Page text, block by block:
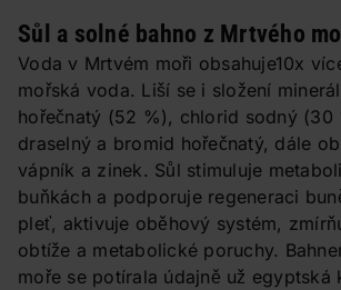
Sůl a solné bahno z Mrtvého
Voda v Mrtvém moři obsahuje10x
mořská voda. Liší se i složení
hořečnatý (52 %), chlorid sodný (30
draselný a bromid hořečnatý, dále
vápník a zinek. Sůl stimuluje
buňkách a podporuje regeneraci
pleť, aktivuje oběhový systém,
obtíže a metabolické poruchy.
moře se potírala údajně už egyptská